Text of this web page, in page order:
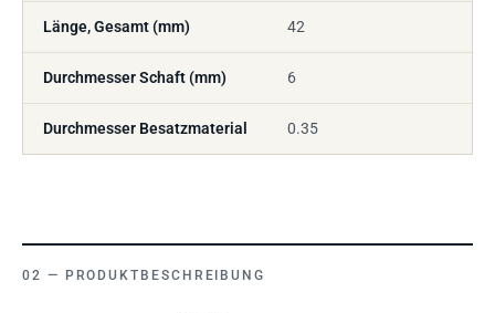
Länge, Gesamt (mm) 42
Durchmesser Schaft (mm) 6
Durchmesser Besatzmaterial 0.35
PRODUKTBESCHREIBUNG